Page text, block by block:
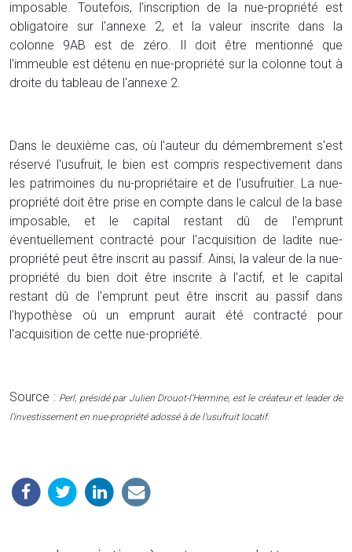
imposable. Toutefois, l'inscription de la nue-propriété est
obligatoire sur l'annexe 2, et la valeur inscrite dans la
colonne 9AB est de zéro. Il doit être mentionné que
l'immeuble est détenu en nue-propriété sur la colonne tout à
droite du tableau de l'annexe 2.
Dans le deuxième cas, où l'auteur du démembrement s'est
réservé l'usufruit, le bien est compris respectivement dans
les patrimoines du nu-propriétaire et de l'usufruitier. La nue-
propriété doit être prise en compte dans le calcul de la base
imposable, et le capital restant dû de l'emprunt
éventuellement contracté pour l'acquisition de ladite nue-
propriété peut être inscrit au passif. Ainsi, la valeur de la nue-
propriété du bien doit être inscrite à l'actif, et le capital
restant dû de l'emprunt peut être inscrit au passif dans
l'hypothèse où un emprunt aurait été contracté pour
l'acquisition de cette nue-propriété.
Source : Perl, présidé par Julien Drouot-l’Hermine, est le créateur et leader de
l’investissement en nue-propriété adossé à de l’usufruit locatif.